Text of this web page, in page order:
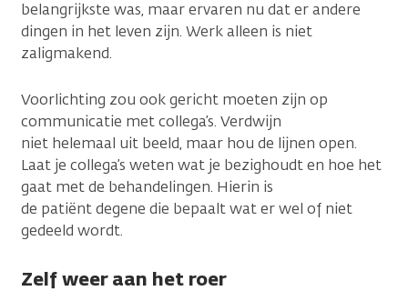
belangrijkste was, maar ervaren nu dat er andere
dingen in het leven zijn. Werk alleen is niet
zaligmakend.
Voorlichting zou ook gericht moeten zijn op
communicatie met collega’s. Verdwijn
niet helemaal uit beeld, maar hou de lijnen open.
Laat je collega’s weten wat je bezighoudt en hoe het
gaat met de behandelingen. Hierin is
de patiënt degene die bepaalt wat er wel of niet
gedeeld wordt.
Zelf weer aan het roer